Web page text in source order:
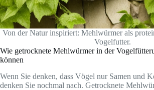
Von der Natur inspiriert: Mehlwürmer als
Vogelfutter.
Wie getrocknete Mehlwürmer in der
können
Wenn Sie denken, dass Vögel nur Samen und
denken Sie nochmal nach. Getrocknete